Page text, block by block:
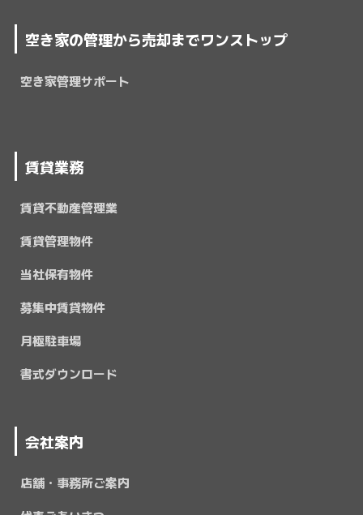
空き家の管理から売却までワンストップ
空き家管理サポート
賃貸業務
賃貸不動産管理業
賃貸管理物件
当社保有物件
募集中賃貸物件
月極駐車場
書式ダウンロード
会社案内
店舗・事務所ご案内